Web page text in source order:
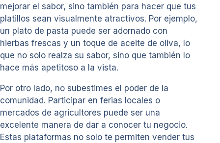
mejorar el sabor, sino también para hacer que tus
platillos sean visualmente atractivos. Por ejemplo,
un plato de pasta puede ser adornado con
hierbas frescas y un toque de aceite de oliva, lo
que no solo realza su sabor, sino que también lo
hace más apetitoso a la vista.
Por otro lado, no subestimes el poder de la
comunidad. Participar en ferias locales o
mercados de agricultores puede ser una
excelente manera de dar a conocer tu negocio.
Estas plataformas no solo te permiten vender tus